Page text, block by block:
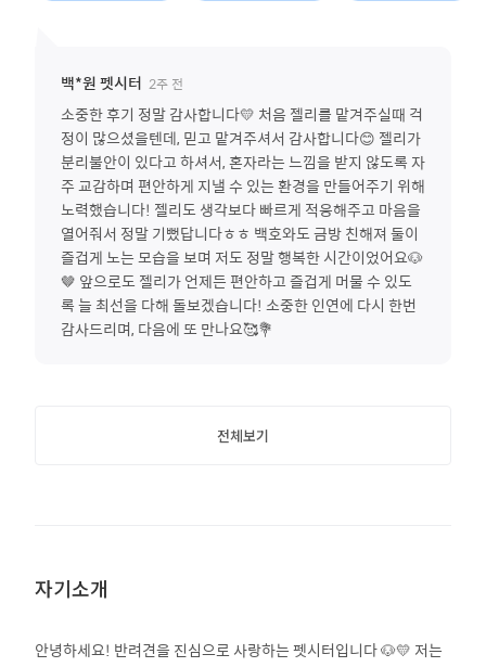
백*원 펫시터 2주 전
소중한 후기 정말 감사합니다💛 처음 젤리를 맡겨주실때 걱
정이 많으셨을텐데, 믿고 맡겨주셔서 감사합니다😊 젤리가
분리불안이 있다고 하셔서, 혼자라는 느낌을 받지 않도록 자
주 교감하며 편안하게 지낼 수 있는 환경을 만들어주기 위해
노력했습니다! 젤리도 생각보다 빠르게 적응해주고 마음을
열어줘서 정말 기뻤답니다ㅎㅎ 백호와도 금방 친해져 둘이
즐겁게 노는 모습을 보며 저도 정말 행복한 시간이었어요🐶
🤎 앞으로도 젤리가 언제든 편안하고 즐겁게 머물 수 있도
록 늘 최선을 다해 돌보겠습니다! 소중한 인연에 다시 한번
감사드리며, 다음에 또 만나요🥰💐
전체보기
자기소개
안녕하세요! 반려견을 진심으로 사랑하는 펫시터입니다 🐶💛 저는